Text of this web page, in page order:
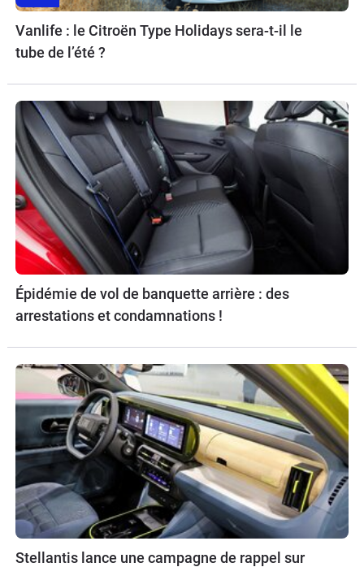
Vanlife : le Citroën Type Holidays sera-t-il le
tube de l’été ?
Épidémie de vol de banquette arrière : des
arrestations et condamnations !
Stellantis lance une campagne de rappel sur